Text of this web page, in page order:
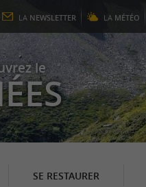
LA NEWSLETTER LA MÉTÉO
le
SE RESTAURER